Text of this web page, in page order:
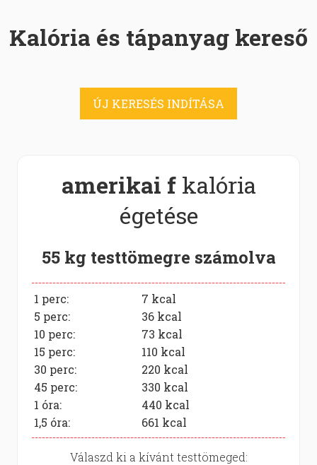
Kalória és tápanyag kereső
ÚJ KERESÉS INDÍTÁSA
amerikai f kalória
égetése
55 kg testtömegre számolva
1 perc: 7 kcal
5 perc:
36 kcal
10 perc:
73 kcal
15 perc:
110 kcal
30 perc:
220 kcal
45 perc:
330 kcal
1 óra:
440 kcal
1,5 óra:
661 kcal
Válaszd ki a kívánt testtömeged: